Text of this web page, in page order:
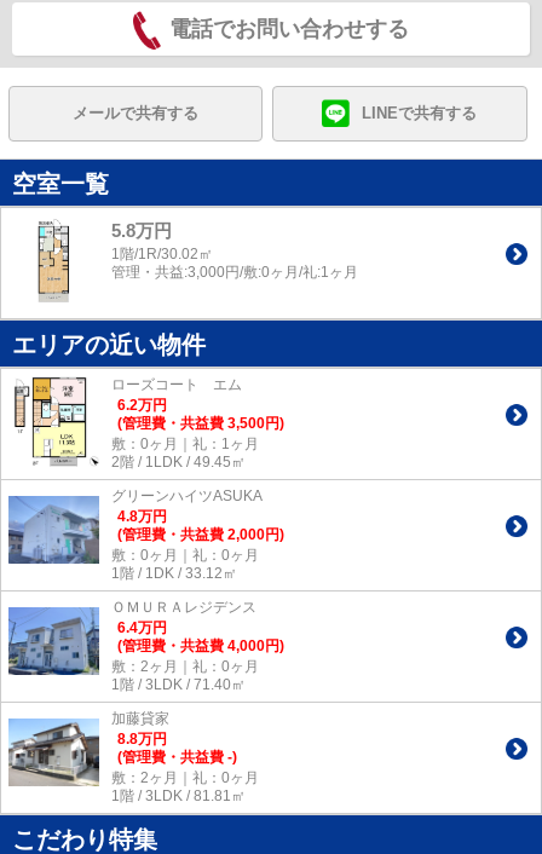
電話でお問い合わせする
メールで共有する LINEで共有する
空室一覧
5.8万円
1階/1R/30.02㎡
管理・共益:3,000円/敷:0ヶ月/礼:1ヶ月
エリアの近い物件
ローズコート エム
6.2万円
(管理費・共益費 3,500円)
敷：0ヶ月｜礼：1ヶ月
2階 / 1LDK / 49.45㎡
グリーンハイツASUKA
4.8万円
(管理費・共益費 2,000円)
敷：0ヶ月｜礼：0ヶ月
1階 / 1DK / 33.12㎡
ＯＭＵＲＡレジデンス
6.4万円
(管理費・共益費 4,000円)
敷：2ヶ月｜礼：0ヶ月
1階 / 3LDK / 71.40㎡
加藤貸家
8.8万円
(管理費・共益費 -)
敷：2ヶ月｜礼：0ヶ月
1階 / 3LDK / 81.81㎡
こだわり特集